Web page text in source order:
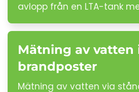
avlopp från en LTA-tank
Mätning av vatten
brandposter
Mätning av vatten via